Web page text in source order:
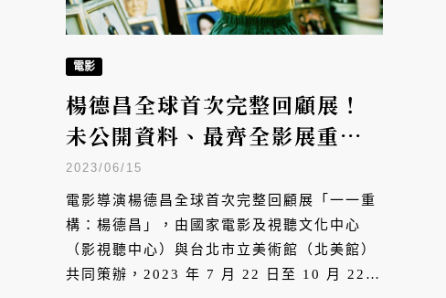
電影
楊德昌全球首次完整回顧展！
未公開資料、最齊全影展重構
楊導電影世界
2023/06/15
電影導演楊德昌全球首次完整回顧展「一一重
構：楊德昌」，由國家電影及視聽文化中心
（影視聽中心）與台北市立美術館（北美館）
共同策辦，2023 年 7 月 22 日至 10 月 22